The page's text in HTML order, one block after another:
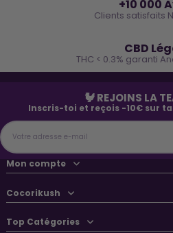
+10 000
Clients satisfaits
CBD
THC < 0.3% garanti
🐓 REJOINS LA
Inscris-toi et reçois -10€ sur
Mon compte
Cocorikush
Top Catégories